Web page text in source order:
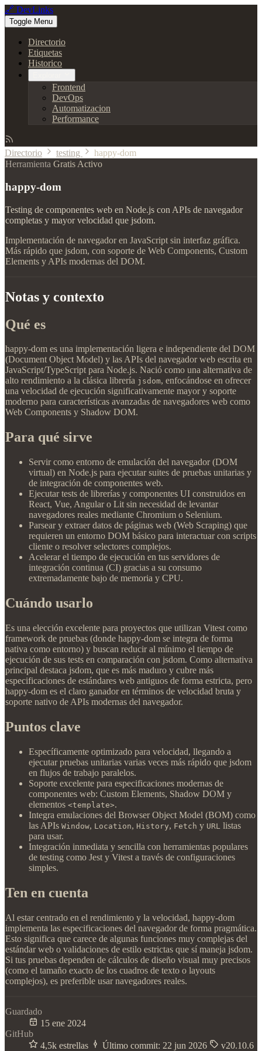
🔗 DevLinks
Toggle Menu
Directorio
Etiquetas
Historico
Frontend
DevOps
Automatizacion
Performance
Directorio testing
happy-dom
Herramienta Gratis Activo
happy-dom
Testing de componentes web en Node.js con APIs de navegador
completas y mayor velocidad que jsdom.
Implementación de navegador en JavaScript sin interfaz gráfica.
Más rápido que jsdom, con soporte de Web Components, Custom
Elements y APIs modernas del DOM.
Notas y contexto
Qué es
happy-dom es una implementación ligera e independiente del DOM
(Document Object Model) y las APIs del navegador web escrita en
JavaScript/TypeScript para Node.js. Nació como una alternativa de
alto rendimiento a la clásica librería jsdom, enfocándose en ofrecer
una velocidad de ejecución significativamente mayor y soporte
moderno para características avanzadas de navegadores web como
Web Components y Shadow DOM.
Para qué sirve
Servir como entorno de emulación del navegador (DOM
virtual) en Node.js para ejecutar suites de pruebas unitarias y
de integración de componentes web.
Ejecutar tests de librerías y componentes UI construidos en
React, Vue, Angular o Lit sin necesidad de levantar
navegadores reales mediante Chromium o Selenium.
Parsear y extraer datos de páginas web (Web Scraping) que
requieren un entorno DOM básico para interactuar con scripts
cliente o resolver selectores complejos.
Acelerar el tiempo de ejecución en tus servidores de
integración continua (CI) gracias a su consumo
extremadamente bajo de memoria y CPU.
Cuándo usarlo
Es una elección excelente para proyectos que utilizan Vitest como
framework de pruebas (donde happy-dom se integra de forma
nativa como entorno) y buscan reducir al mínimo el tiempo de
ejecución de sus tests en comparación con jsdom. Como alternativa
principal destaca jsdom, que es más maduro y cubre más
especificaciones de estándares web antiguos de forma estricta, pero
happy-dom es el claro ganador en términos de velocidad bruta y
soporte nativo de APIs modernas del navegador.
Puntos clave
Específicamente optimizado para velocidad, llegando a
ejecutar pruebas unitarias varias veces más rápido que jsdom
en flujos de trabajo paralelos.
Soporte excelente para especificaciones modernas de
componentes web: Custom Elements, Shadow DOM y
elementos <template>.
Integra emulaciones del Browser Object Model (BOM) como
las APIs Window, Location, History, Fetch y URL listas
para usar.
Integración inmediata y sencilla con herramientas populares
de testing como Jest y Vitest a través de configuraciones
simples.
Ten en cuenta
Al estar centrado en el rendimiento y la velocidad, happy-dom
implementa las especificaciones del navegador de forma pragmática.
Esto significa que carece de algunas funciones muy complejas del
estándar web o validaciones de estilo estrictas que sí maneja jsdom.
Si tus pruebas dependen de cálculos de diseño visual muy precisos
(como el tamaño exacto de los cuadros de texto o layouts
complejos), es preferible usar navegadores reales.
Guardado
15 ene 2024
GitHub
4,5k estrellas
Último commit: 22 jun 2026
v20.10.6